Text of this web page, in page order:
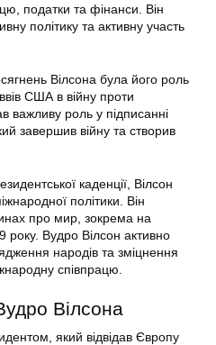
податки та фінанси. Він
політику та активну участь
Вілсона була його роль
ввів США в війну проти
важливу роль у підписанні
завершив війну та створив
каденції, Вілсон
політики. Він
про мир, зокрема на
року. Вудро Вілсон активно
народів та зміцнення
співпрацю.
Вілсона
який відвідав Європу